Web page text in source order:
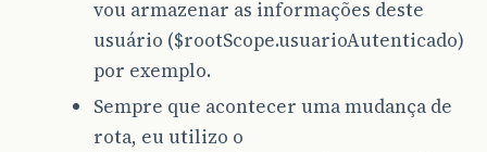
vou armazenar as informações deste
usuário ($rootScope.usuarioAutenticado)
por exemplo.
Sempre que acontecer uma mudança de
rota, eu utilizo o